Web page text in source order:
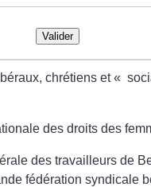
Valider
chrétiens et «
des droits des
des travailleurs de
fédération syndicale